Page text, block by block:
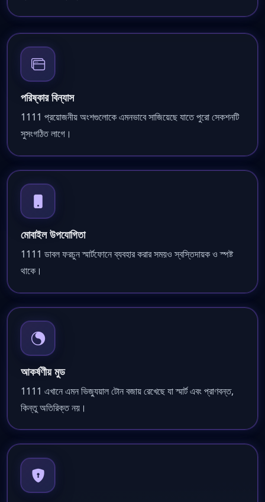
পরিষ্কার বিন্যাস
1111 প্রয়োজনীয় অংশগুলোকে এমনভাবে সাজিয়েছে যাতে পুরো সেকশনটি
সুসংগঠিত লাগে।
মোবাইল উপযোগিতা
1111 ডাবল ফরচুন স্মার্টফোনে ব্যবহার করার সময়ও স্বস্তিদায়ক ও স্পষ্ট
থাকে।
আকর্ষণীয় মুড
1111 এখানে এমন ভিজ্যুয়াল টোন বজায় রেখেছে যা স্মার্ট এবং প্রাণবন্ত,
কিন্তু অতিরিক্ত নয়।